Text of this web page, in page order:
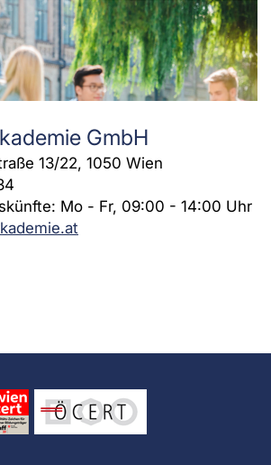
GmbH
13/22, 1050 Wien
Mo - Fr, 09:00 - 14:00 Uhr